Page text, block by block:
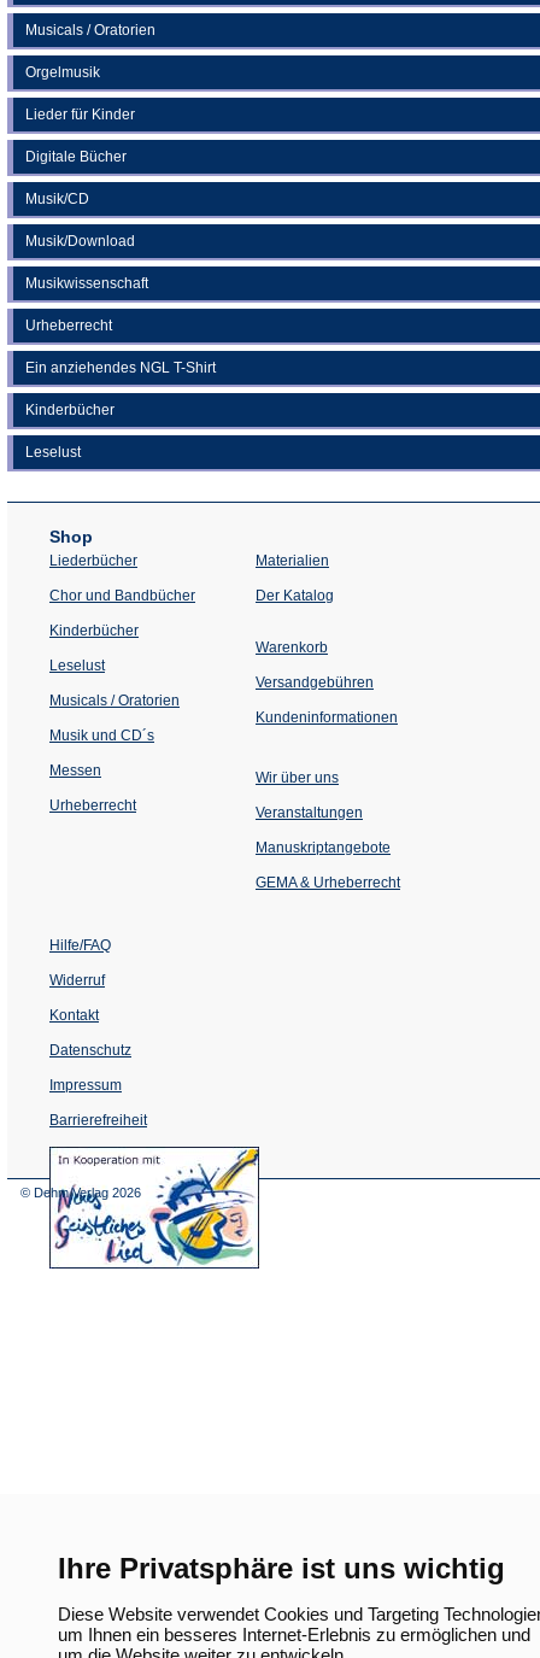
Ihre Privatsphäre ist uns wichtig
Diese Website verwendet Cookies und Targeting
um Ihnen ein besseres Internet-Erlebnis zu ermöglichen und
Musicals / Oratorien
Orgelmusik
Lieder für Kinder
Digitale Bücher
Musik/CD
Musik/Download
Musikwissenschaft
Urheberrecht
Ein anziehendes NGL T-Shirt
Kinderbücher
Leselust
Shop
Liederbücher
Chor und Bandbücher
Kinderbücher
Leselust
Musicals / Oratorien
Musik und CD´s
Messen
Urheberrecht
Materialien
Der Katalog
Warenkorb
Versandgebühren
Kundeninformationen
Wir über uns
Veranstaltungen
einem
Tab)
Manuskriptangebote
GEMA & Urheberrecht
Hilfe/FAQ
Widerruf
Kontakt
Datenschutz
Impressum
Barrierefreiheit
(Öffnet
in
© Dehm Verlag 2026